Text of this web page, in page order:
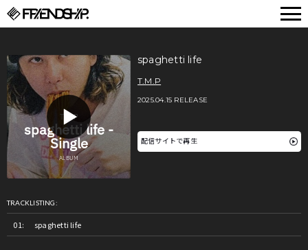
spaghetti life
T.M.P
2025.04.15 RELEASE
配信サイトで再生
TRACKLISTING:
spaghetti life